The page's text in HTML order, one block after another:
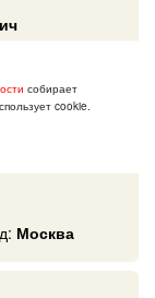
Москва
собирает
cookie.